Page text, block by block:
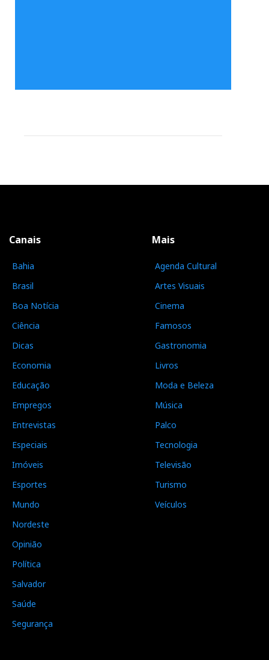
Canais
Bahia
Brasil
Boa Notícia
Ciência
Dicas
Economia
Educação
Empregos
Entrevistas
Especiais
Imóveis
Esportes
Mundo
Nordeste
Opinião
Política
Salvador
Saúde
Segurança
Mais
Agenda Cultural
Artes Visuais
Cinema
Famosos
Gastronomia
Livros
Moda e Beleza
Música
Palco
Tecnologia
Televisão
Turismo
Veículos